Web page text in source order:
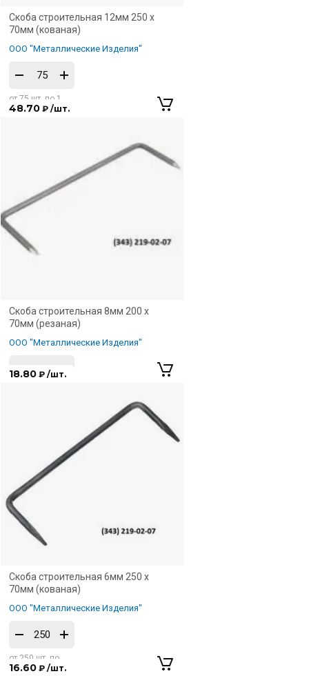
Скоба строительная 12мм 250 х
70мм (кованая)
ООО "Металлические Изделия"
48.70 ₽ /шт.
от 75 шт. по 1
шт.
Скоба строительная 8мм 200 х
70мм (резаная)
ООО "Металлические Изделия"
18.80 ₽ /шт.
Скоба строительная 6мм 250 х
70мм (кованая)
ООО "Металлические Изделия"
16.60 ₽ /шт.
от 250 шт. по
250 шт.